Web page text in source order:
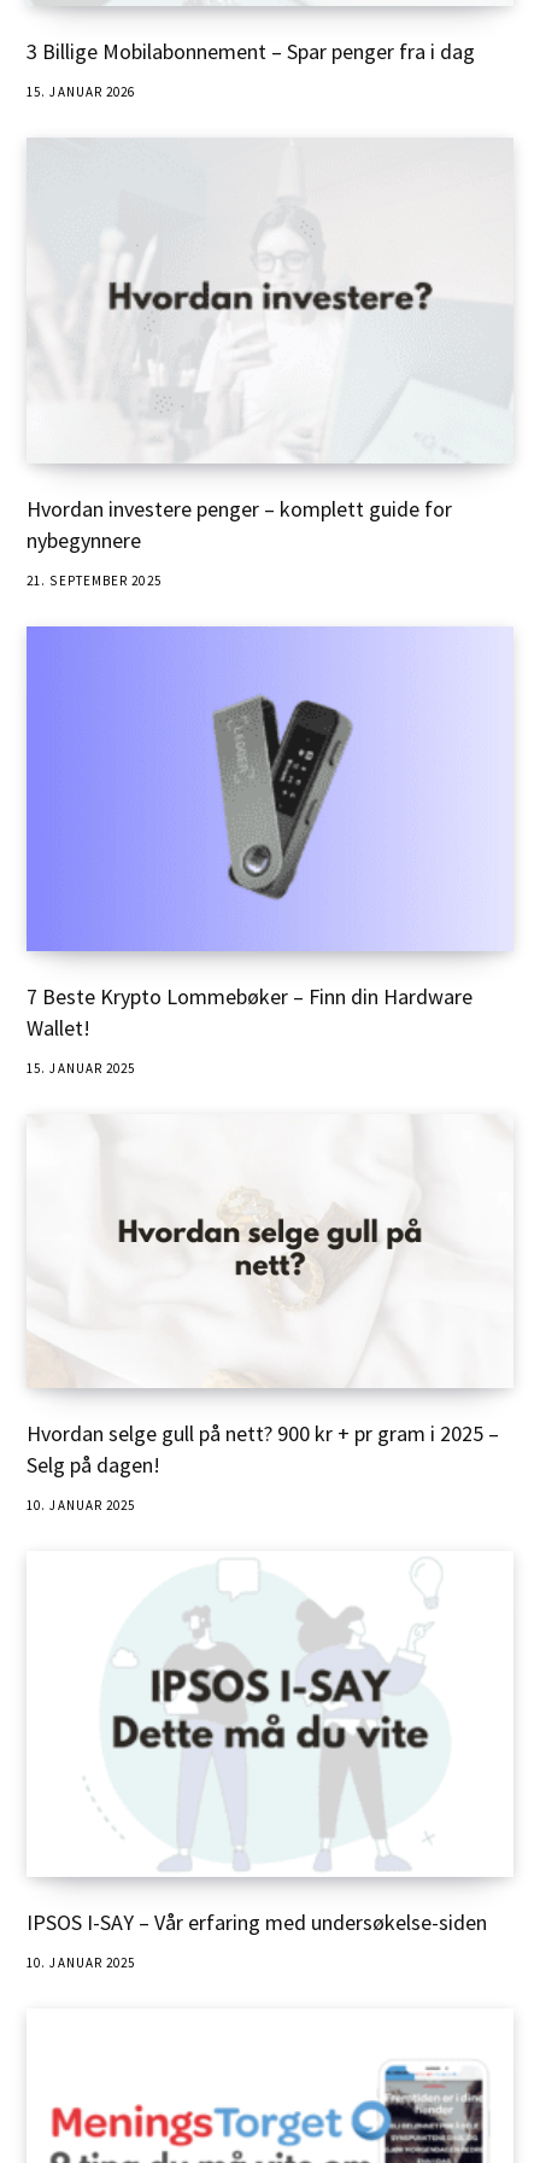
3 Billige Mobilabonnement – Spar penger fra i dag
15. JANUAR 2026
Hvordan investere penger – komplett guide for
nybegynnere
21. SEPTEMBER 2025
7 Beste Krypto Lommebøker – Finn din Hardware
Wallet!
15. JANUAR 2025
Hvordan selge gull på nett? 900 kr + pr gram i 2025 –
Selg på dagen!
10. JANUAR 2025
IPSOS I-SAY – Vår erfaring med undersøkelse-siden
10. JANUAR 2025